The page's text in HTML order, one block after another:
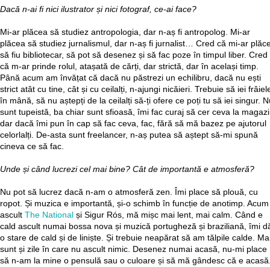
Dacă n-ai fi nici ilustrator și nici fotograf, ce-ai face?
Mi-ar plăcea să studiez antropologia, dar n-aș fi antropolog. Mi-ar
plăcea să studiez jurnalismul, dar n-aș fi jurnalist… Cred că mi-ar
să fiu bibliotecar, să pot să desenez și să fac poze în timpul liber. Cred
că m-ar prinde rolul, atașată de cărți, dar strictă, dar în același timp.
Până acum am învățat că dacă nu păstrezi un echilibru, dacă nu ești
strict atât cu tine, cât și cu ceilalți, n-ajungi nicăieri. Trebuie să iei
în mână, să nu aștepți de la ceilalți să-ți ofere ce poți tu să iei singur.
sunt tupeistă, ba chiar sunt sfioasă, îmi fac curaj să cer ceva la
dar dacă îmi pun în cap să fac ceva, fac, fără să mă bazez pe ajutorul
celorlalți. De-asta sunt freelancer, n-aș putea să aștept să-mi spună
cineva ce să fac.
Unde și când lucrezi cel mai bine? Cât de importantă e atmosferă?
Nu pot să lucrez dacă n-am o atmosferă zen. Îmi place să plouă, cu
ropot. Și muzica e importantă, și-o schimb în funcție de anotimp. Acum
ascult The National și Sigur Rós, mă mișc mai lent, mai calm. Când e
cald ascult numai bossa nova și muzică portugheză și braziliană, îmi
o stare de cald și de liniște. Și trebuie neapărat să am tălpile calde.
sunt și zile în care nu ascult nimic. Desenez numai acasă, nu-mi place
să n-am la mine o pensulă sau o culoare și să mă gândesc că e